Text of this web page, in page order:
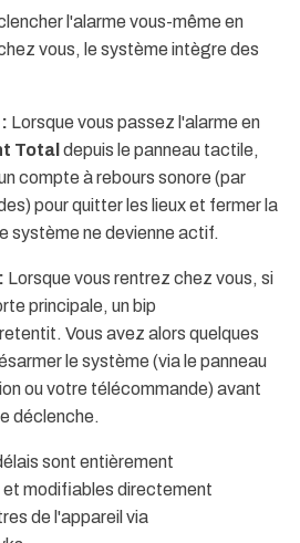
l'alarme vous-même en
vous, le système intègre des
Lorsque vous passez l'alarme en
Total depuis le panneau tactile,
compte à rebours sonore (par
pour quitter les lieux et fermer la
système ne devienne actif.
Lorsque vous rentrez chez vous, si
principale, un bip
Vous avez alors quelques
le système (via le panneau
ou votre télécommande) avant
déclenche.
sont entièrement
et modifiables directement
de l'appareil via